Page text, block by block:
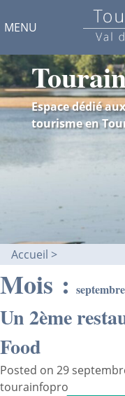
MENU
Espace dédié
tourisme en
Accueil
Mois :
Un 2ème
Food
Posted on 29
tourainfopro